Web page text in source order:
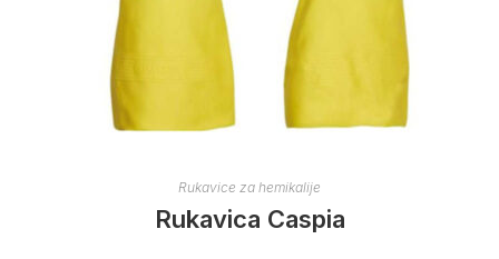
Rukavice za hemikalije
Rukavica Caspia